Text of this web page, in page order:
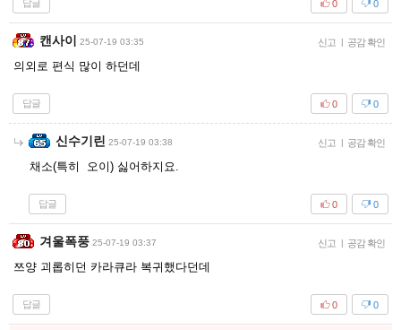
답글 0
0
캔사이 25-07-19 03:35 신고 | 공감 확인
의외로 편식 많이 하던데
답글 0
0
신수기린 25-07-19 03:38 신고 | 공감 확인
채소(특히 오이) 싫어하지요.
답글 0
0
겨울폭풍 25-07-19 03:37 신고 | 공감 확인
쯔양 괴롭히던 카라큐라 복귀했다던데
답글 0
0